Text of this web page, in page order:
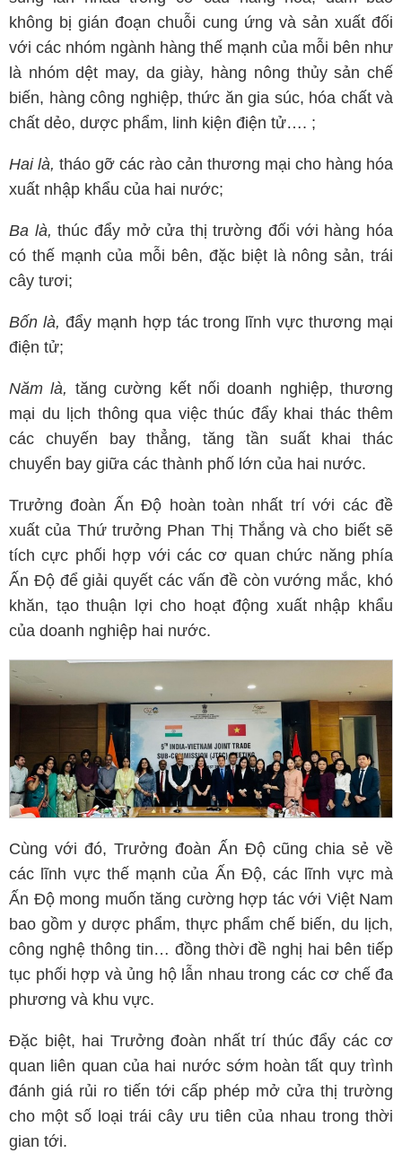
không bị gián đoạn chuỗi cung ứng và sản xuất đối
với các nhóm ngành hàng thế mạnh của mỗi bên như
là nhóm dệt may, da giày, hàng nông thủy sản chế
biến, hàng công nghiệp, thức ăn gia súc, hóa chất và
chất dẻo, dược phẩm, linh kiện điện tử…. ;
Hai là, tháo gỡ các rào cản thương mại cho hàng hóa
xuất nhập khẩu của hai nước;
Ba là, thúc đẩy mở cửa thị trường đối với hàng hóa
có thế mạnh của mỗi bên, đặc biệt là nông sản, trái
cây tươi;
Bốn là, đẩy mạnh hợp tác trong lĩnh vực thương mại
điện tử;
Năm là, tăng cường kết nối doanh nghiệp, thương
mại du lịch thông qua việc thúc đẩy khai thác thêm
các chuyến bay thẳng, tăng tần suất khai thác
chuyển bay giữa các thành phố lớn của hai nước.
Trưởng đoàn Ấn Độ hoàn toàn nhất trí với các đề
xuất của Thứ trưởng Phan Thị Thắng và cho biết sẽ
tích cực phối hợp với các cơ quan chức năng phía
Ấn Độ để giải quyết các vấn đề còn vướng mắc, khó
khăn, tạo thuận lợi cho hoạt động xuất nhập khẩu
của doanh nghiệp hai nước.
Cùng với đó, Trưởng đoàn Ấn Độ cũng chia sẻ về
các lĩnh vực thế mạnh của Ấn Độ, các lĩnh vực mà
Ấn Độ mong muốn tăng cường hợp tác với Việt Nam
bao gồm y dược phẩm, thực phẩm chế biến, du lịch,
công nghệ thông tin… đồng thời đề nghị hai bên tiếp
tục phối hợp và ủng hộ lẫn nhau trong các cơ chế đa
phương và khu vực.
Đặc biệt, hai Trưởng đoàn nhất trí thúc đẩy các cơ
quan liên quan của hai nước sớm hoàn tất quy trình
đánh giá rủi ro tiến tới cấp phép mở cửa thị trường
cho một số loại trái cây ưu tiên của nhau trong thời
gian tới.